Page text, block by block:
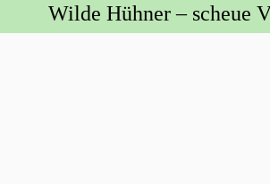
Wilde Hühner – scheue